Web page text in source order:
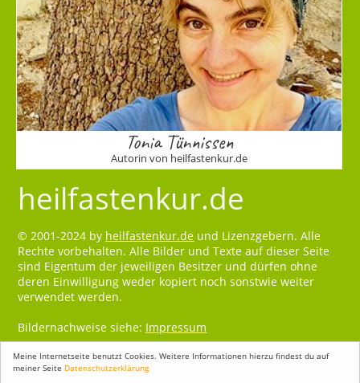
Meine Internetseite benutzt Cookies. Weitere Informationen hierzu findest du auf
meiner Seite Datenschutzerklärung
Tonia Tünnissen
Autorin von heilfastenkur.de
heilfastenkur.de
© 2001-2024 by heilfastenkur.de und Lizenzgebern. Alle
Rechte vorbehalten. Alle Bilder und Texte auf dieser Seite
sind Eigentum der jeweiligen Besitzer und dürfen ohne
deren Einwilligung weder kopiert noch sonstwie weiter
verwendet werden.
Bildernachweise siehe: Impressum